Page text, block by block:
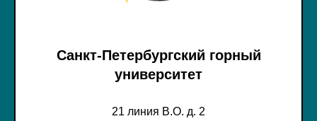
Санкт-Петербургский горный
университет
21 линия В.О. д. 2